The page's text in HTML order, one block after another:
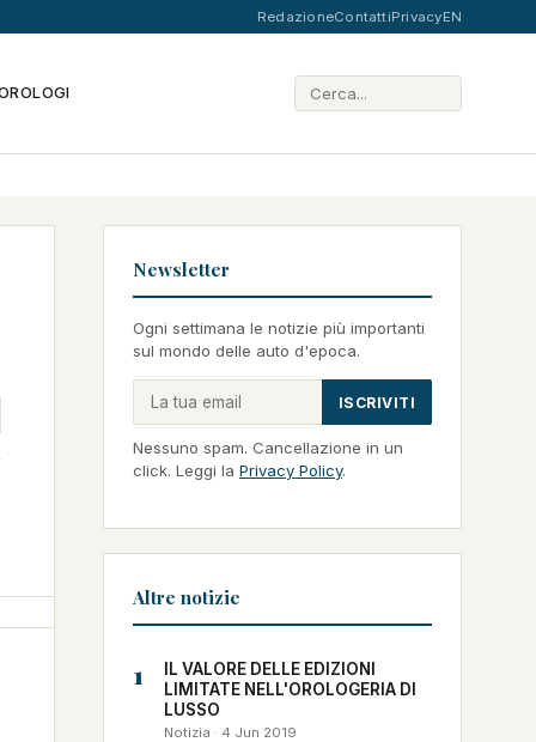
RedazioneContattiPrivacyEN
Newsletter
Ogni settimana le notizie più importanti
sul mondo delle auto d'epoca.
ISCRIVITI
Nessuno spam. Cancellazione in un
click. Leggi la Privacy Policy.
Altre notizie
1
IL VALORE DELLE EDIZIONI
LIMITATE NELL'OROLOGERIA DI
LUSSO
Notizia · 4 Jun 2019